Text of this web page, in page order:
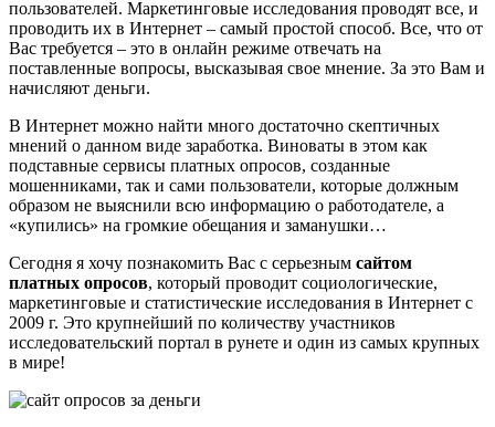
пользователей. Маркетинговые исследования проводят все, и
проводить их в Интернет – самый простой способ. Все, что от
Вас требуется – это в онлайн режиме отвечать на
поставленные вопросы, высказывая свое мнение. За это Вам и
начисляют деньги.
В Интернет можно найти много достаточно скептичных
мнений о данном виде заработка. Виноваты в этом как
подставные сервисы платных опросов, созданные
мошенниками, так и сами пользователи, которые должным
образом не выяснили всю информацию о работодателе, а
«купились» на громкие обещания и заманушки…
Сегодня я хочу познакомить Вас с серьезным сайтом
платных опросов, который проводит социологические,
маркетинговые и статистические исследования в Интернет с
2009 г. Это крупнейший по количеству участников
исследовательский портал в рунете и один из самых крупных
в мире!